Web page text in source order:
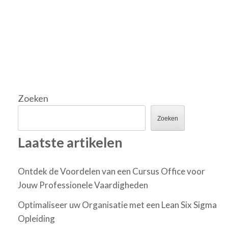
Zoeken
Zoeken
Laatste artikelen
Ontdek de Voordelen van een Cursus Office voor
Jouw Professionele Vaardigheden
Optimaliseer uw Organisatie met een Lean Six Sigma
Opleiding